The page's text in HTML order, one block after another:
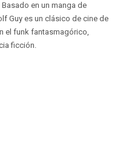
en un manga de
Guy es un clásico de cine de
el funk fantasmagórico,
ficción.